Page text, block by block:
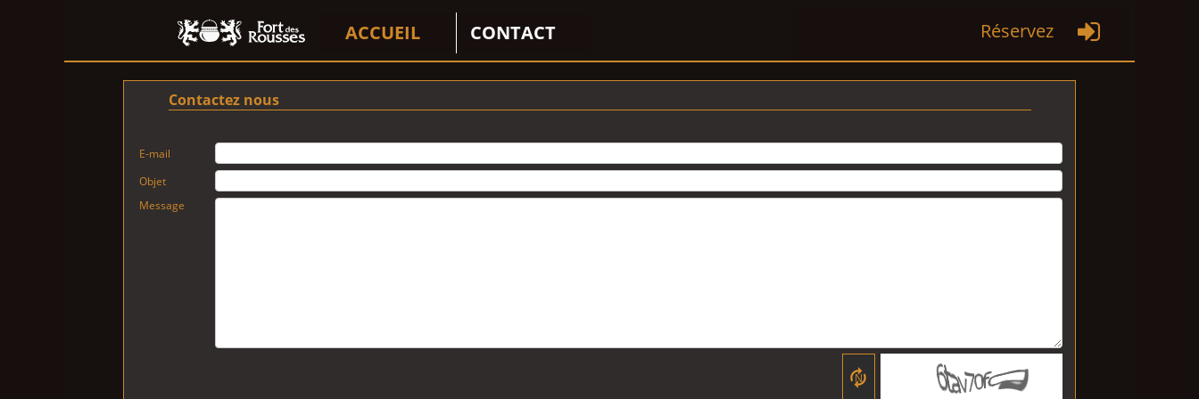
ACCUEIL CONTACT Réservez 
Contactez nous
E-mail
Objet
Message
N